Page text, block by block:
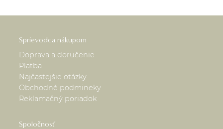
Sprievodca nákupom
Doprava a doručenie
Platba
Najčastejšie otázky
Obchodné podmineky
Reklamačný poriadok
Spoločnosť